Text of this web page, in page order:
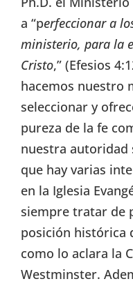
a “perfeccionar a
ministerio, para la
Cristo,” (Efesios
hacemos nuestro
seleccionar y
pureza de la fe
nuestra autoridad
que hay varias
en la Iglesia
siempre tratar de
posición histórica
como lo aclara la
Westminster.